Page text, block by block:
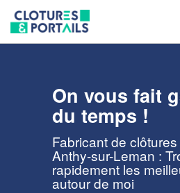
On vous fait
du temps !
Fabricant de
Anthy-sur-Leman :
rapidement les
autour de moi